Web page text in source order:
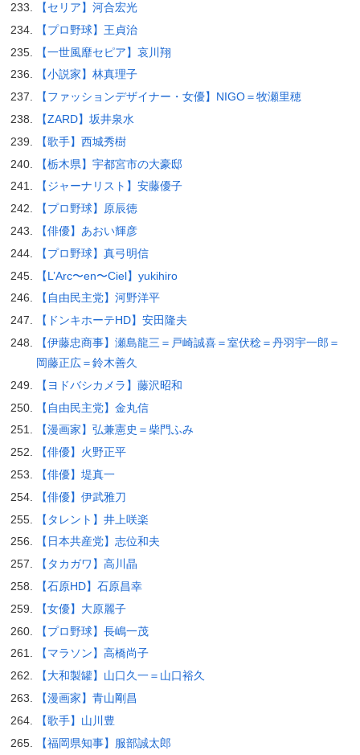
【セリア】河合宏光
【プロ野球】王貞治
【一世風靡セピア】哀川翔
【小説家】林真理子
【ファッションデザイナー・女優】NIGO＝牧瀬里穂
【ZARD】坂井泉水
【歌手】西城秀樹
【栃木県】宇都宮市の大豪邸
【ジャーナリスト】安藤優子
【プロ野球】原辰徳
【俳優】あおい輝彦
【プロ野球】真弓明信
【L’Arc〜en〜Ciel】yukihiro
【自由民主党】河野洋平
【ドンキホーテHD】安田隆夫
【伊藤忠商事】瀬島龍三＝戸崎誠喜＝室伏稔＝丹羽宇一郎＝
岡藤正広＝鈴木善久
【ヨドバシカメラ】藤沢昭和
【自由民主党】金丸信
【漫画家】弘兼憲史＝柴門ふみ
【俳優】火野正平
【俳優】堤真一
【俳優】伊武雅刀
【タレント】井上咲楽
【日本共産党】志位和夫
【タカガワ】高川晶
【石原HD】石原昌幸
【女優】大原麗子
【プロ野球】長嶋一茂
【マラソン】高橋尚子
【大和製罐】山口久一＝山口裕久
【漫画家】青山剛昌
【歌手】山川豊
【福岡県知事】服部誠太郎